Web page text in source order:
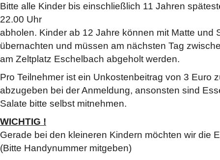
Bitte alle Kinder bis einschließlich 11 Jahren
22.00 Uhr
abholen. Kinder ab 12 Jahre können mit Matte und
übernachten und müssen am nächsten Tag
am Zeltplatz Eschelbach abgeholt werden.
Pro Teilnehmer ist ein Unkostenbeitrag von 3 Euro
abzugeben bei der Anmeldung, ansonsten sind
Salate bitte selbst mitnehmen.
WICHTIG !
Gerade bei den kleineren Kindern möchten wir die
(Bitte Handynummer mitgeben)